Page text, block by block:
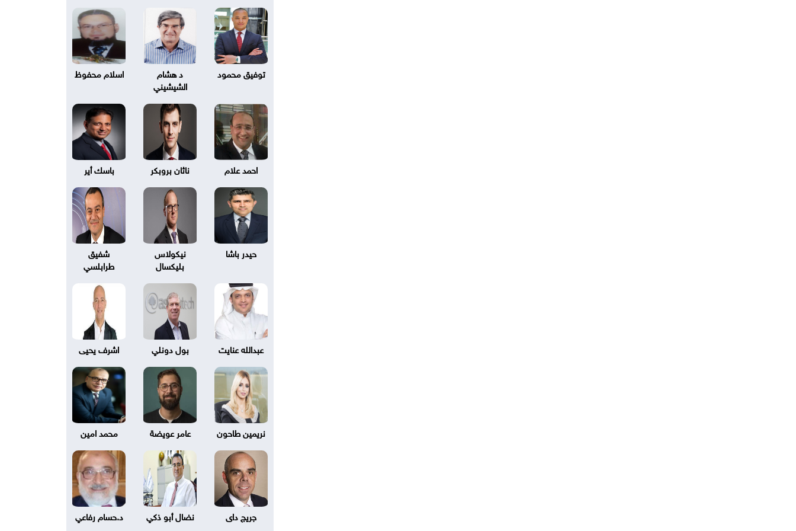
توفيق محمود
د هشام
الشيشيني
اسلام محفوظ
احمد علام ناثان بروبكر باسك أير
حيدر باشا
نيكولاس
بليكسال
شفيق
طرابلسي
عبدالله عنايت بول دونلي اشرف يحيى
نريمين طاحون عامر عويضة محمد امين
جريج داى نضال أبو ذكي د.حسام رفاعي